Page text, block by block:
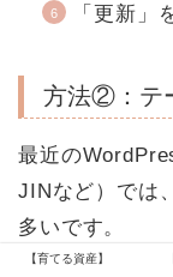
「更新」
方法②：テ
最近の
JINなど）では
多いです。
【育てる資産】